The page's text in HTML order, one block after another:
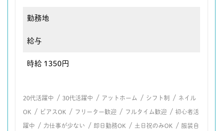
勤務地
給与
時給 1350円
20代活躍中 / 30代活躍中 / アットホーム / シフト制 / ネイル
OK / ピアスOK / フリーター歓迎 / フルタイム歓迎 / 初心者活
躍中 / 力仕事が少ない / 即日勤務OK / 土日祝のみOK / 服装自